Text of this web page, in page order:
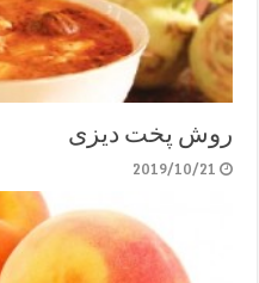
روش پخت دیزی
2019/10/21